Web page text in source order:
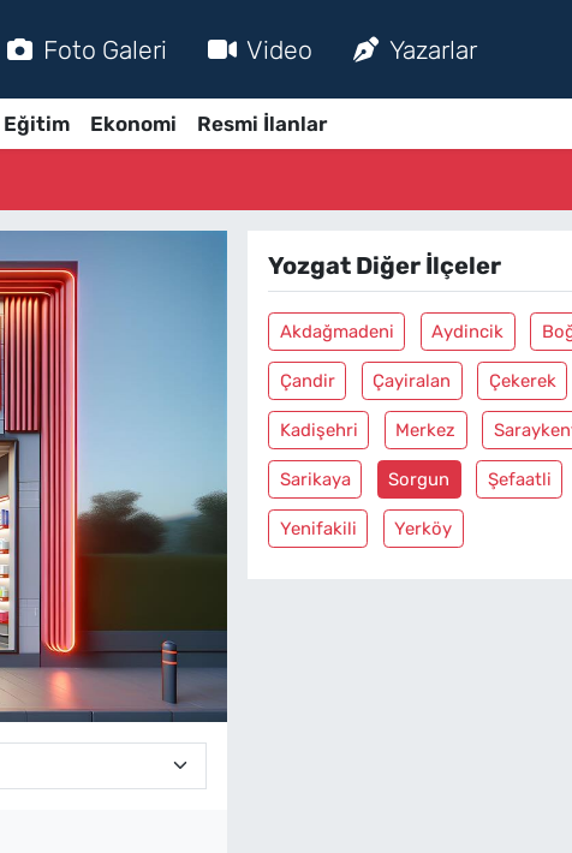
Foto Galeri Video Yazarlar
Eğitim Ekonomi Resmi İlanlar
Yozgat Diğer İlçeler
Akdağmadeni Aydincik
Çandir Çayiralan Çekerek
Kadişehri Merkez
Sarikaya Sorgun Şefaatli
Yenifakili Yerköy